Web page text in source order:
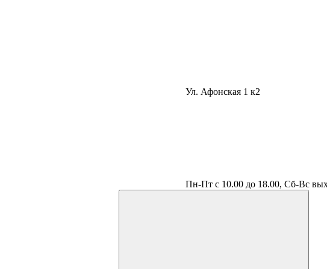
Ул. Афонская 1 к2
Пн-Пт с 10.00 до 18.00, Сб-Вс